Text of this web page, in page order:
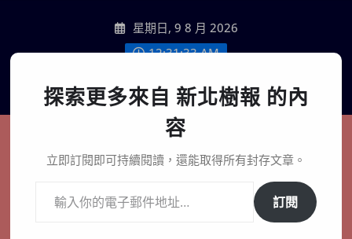
content
星期日, 9 8 月 2026
12:31:35 AM
聯絡我們
新北樹報
在地、記憶、連結、創生
探索更多來自 新北樹報 的內
容
立即訂閱即可持續閱讀，還能取得所有封存文章。
訂閱